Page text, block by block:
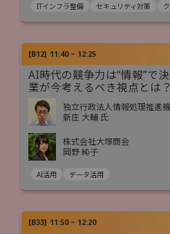
ITインフラ整備 セキュリティ対策
[B12] 11:40 ~ 12:25
AI時代の競争力は“情報”で
業が今考えるべき視点とは？
独立行政法人情報処理推進機
新庄 大輔 氏
株式会社大塚商会
岡野 純子
AI活用 データ活用
[B33] 11:50 ~ 12:20